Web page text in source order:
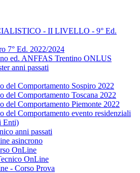
- II LIVELLO - 9° Ed.
7° Ed. 2022/2024
ed. ANFFAS Trentino ONLUS
anni passati
del Comportamento Sospiro 2022
del Comportamento Toscana 2022
del Comportamento Piemonte 2022
del Comportamento evento residenziali
Enti)
anni passati
asincrono
OnLine
OnLine
- Corso Prova